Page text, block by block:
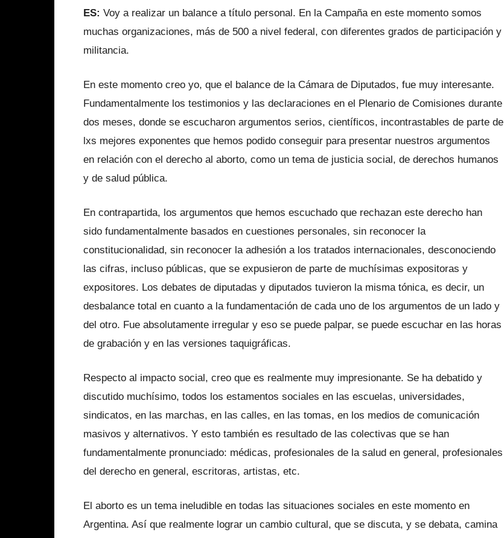
ES: Voy a realizar un balance a título personal. En la Campaña en este momento somos
muchas organizaciones, más de 500 a nivel federal, con diferentes grados de participación y
militancia.
En este momento creo yo, que el balance de la Cámara de Diputados, fue muy interesante.
Fundamentalmente los testimonios y las declaraciones en el Plenario de Comisiones durante
dos meses, donde se escucharon argumentos serios, científicos, incontrastables de parte de
lxs mejores exponentes que hemos podido conseguir para presentar nuestros argumentos
en relación con el derecho al aborto, como un tema de justicia social, de derechos humanos
y de salud pública.
En contrapartida, los argumentos que hemos escuchado que rechazan este derecho han
sido fundamentalmente basados en cuestiones personales, sin reconocer la
constitucionalidad, sin reconocer la adhesión a los tratados internacionales, desconociendo
las cifras, incluso públicas, que se expusieron de parte de muchísimas expositoras y
expositores. Los debates de diputadas y diputados tuvieron la misma tónica, es decir, un
desbalance total en cuanto a la fundamentación de cada uno de los argumentos de un lado y
del otro. Fue absolutamente irregular y eso se puede palpar, se puede escuchar en las horas
de grabación y en las versiones taquigráficas.
Respecto al impacto social, creo que es realmente muy impresionante. Se ha debatido y
discutido muchísimo, todos los estamentos sociales en las escuelas, universidades,
sindicatos, en las marchas, en las calles, en las tomas, en los medios de comunicación
masivos y alternativos. Y esto también es resultado de las colectivas que se han
fundamentalmente pronunciado: médicas, profesionales de la salud en general, profesionales
del derecho en general, escritoras, artistas, etc.
El aborto es un tema ineludible en todas las situaciones sociales en este momento en
Argentina. Así que realmente lograr un cambio cultural, que se discuta, y se debata, camina